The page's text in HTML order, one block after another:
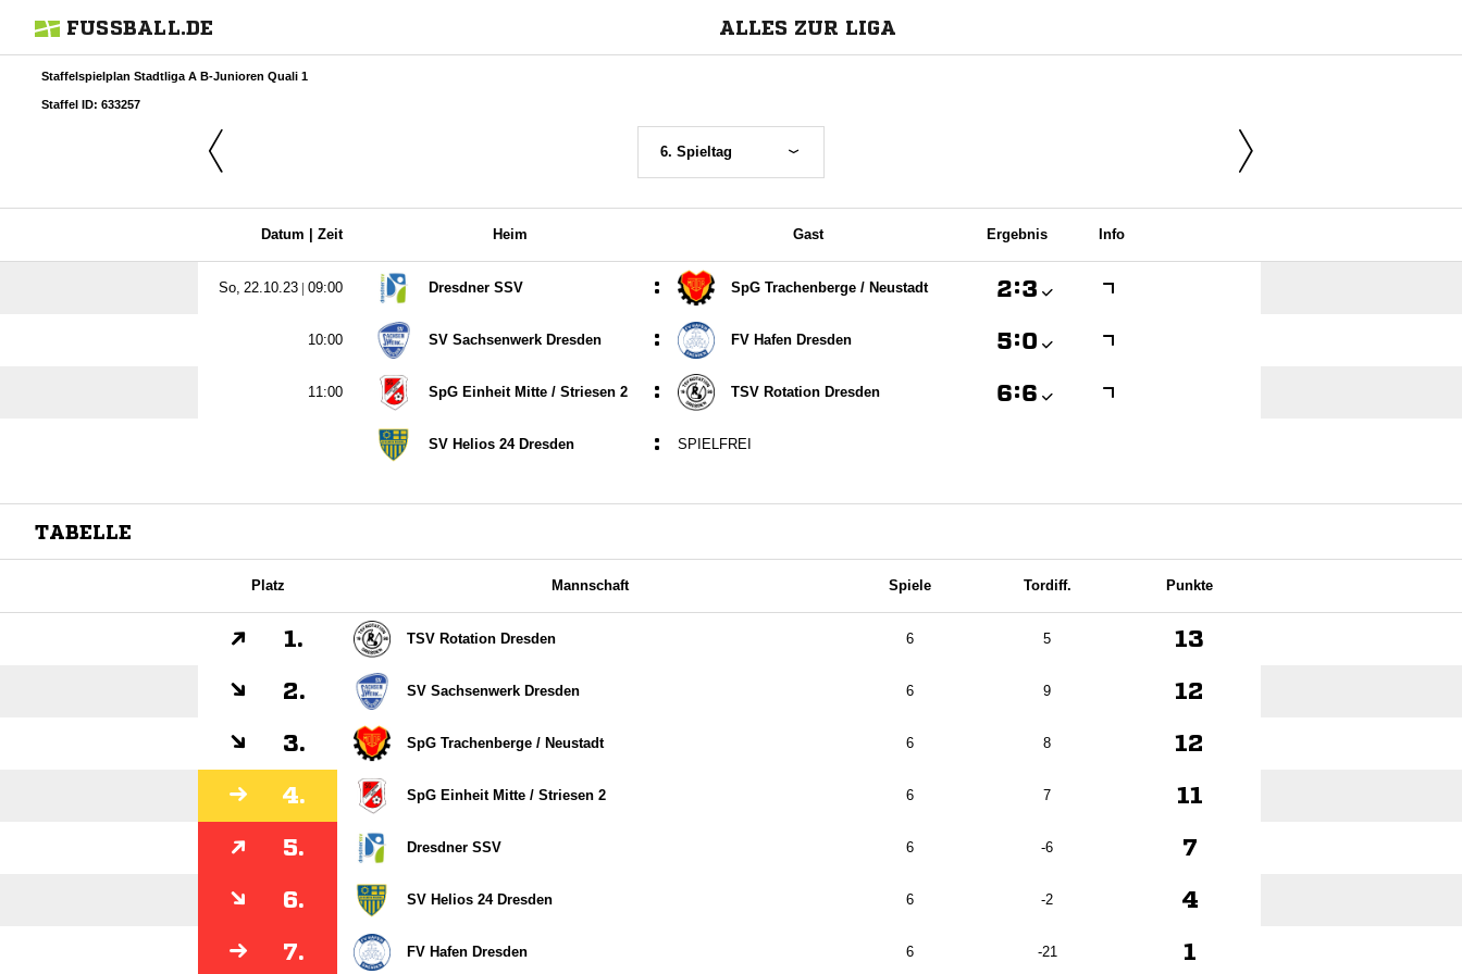
FUSSBALL.DE ALLES ZUR LIGA
Staffelspielplan Stadtliga A B-Junioren Quali 1
Staffel ID: 633257
6. Spieltag
Datum | Zeit Heim Gast Ergebnis Info
  |  Dresdner SSV : SpG Trachenberge /​ Neustadt :
 SV Sachsenwerk Dresden : FV Hafen Dresden :
 SpG Einheit Mitte /​ Striesen 2 : TSV Rotation Dresden :
SV Helios 24 Dresden : SPIELFREI
TABELLE
Platz Mannschaft Spiele Tordiff. Punkte
1. TSV Rotation Dresden 6 5 13
2. SV Sachsenwerk Dresden 6 9 12
3. SpG Trachenberge /​ Neustadt 6 8 12
4. SpG Einheit Mitte /​ Striesen 2 6 7 11
5. Dresdner SSV 6 -6 7
6. SV Helios 24 Dresden 6 -2 4
7. FV Hafen Dresden 6 -21 1